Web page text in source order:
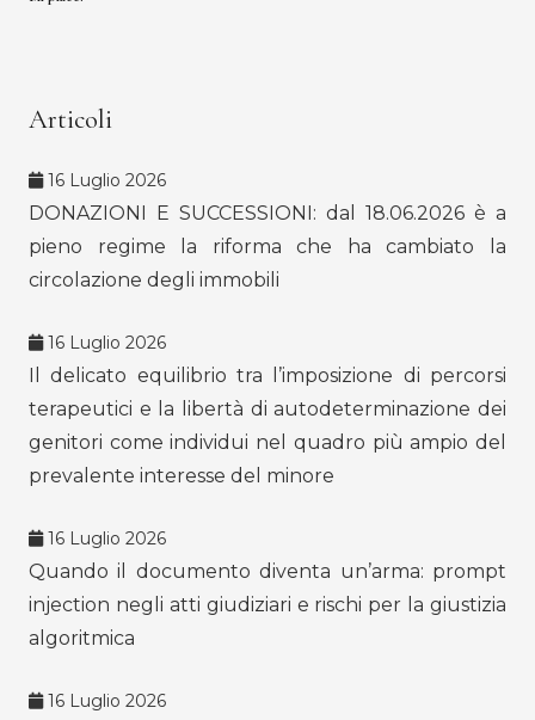
Articoli
16 Luglio 2026
DONAZIONI E SUCCESSIONI: dal 18.06.2026 è a
pieno regime la riforma che ha cambiato la
circolazione degli immobili
16 Luglio 2026
Il delicato equilibrio tra l’imposizione di percorsi
terapeutici e la libertà di autodeterminazione dei
genitori come individui nel quadro più ampio del
prevalente interesse del minore
16 Luglio 2026
Quando il documento diventa un’arma: prompt
injection negli atti giudiziari e rischi per la giustizia
algoritmica
16 Luglio 2026